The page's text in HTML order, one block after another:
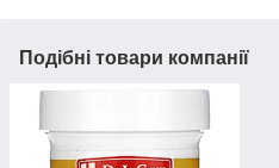
Подібні товари компанії